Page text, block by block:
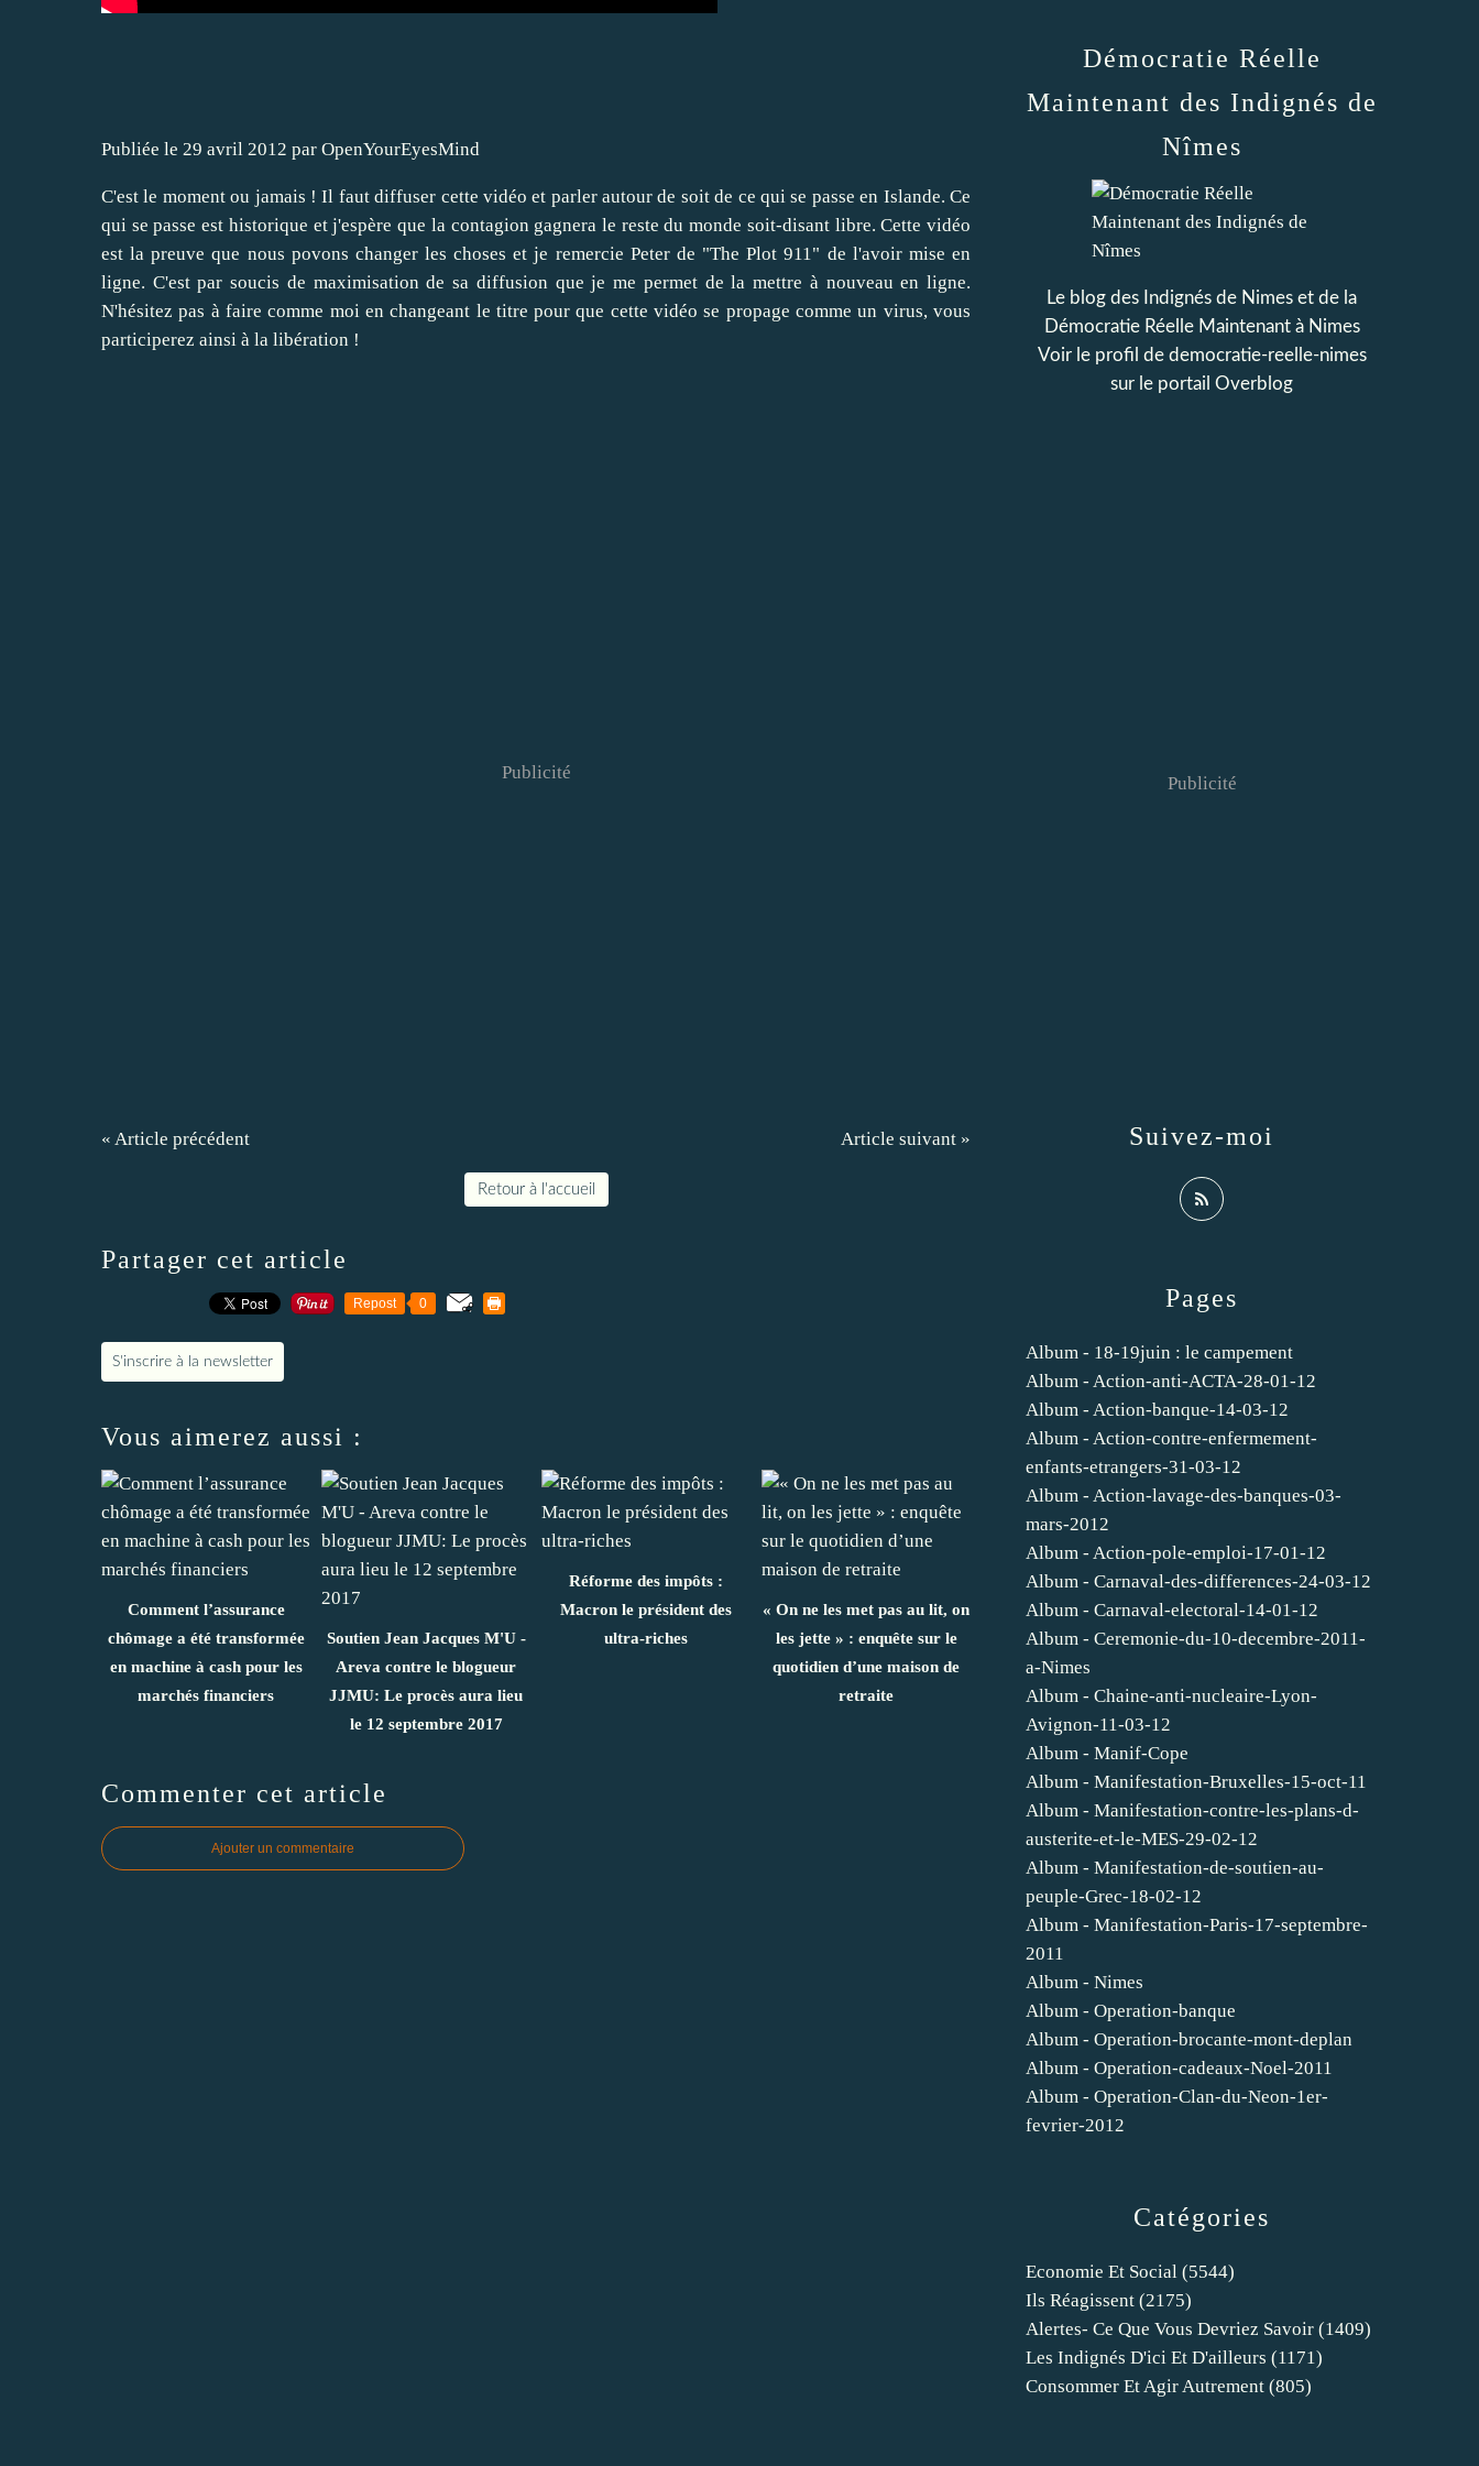
Publiée le 29 avril 2012 par OpenYourEyesMind
C'est le moment ou jamais ! Il faut diffuser cette vidéo et parler autour de soit de ce qui se passe en Islande. Ce
qui se passe est historique et j'espère que la contagion gagnera le reste du monde soit-disant libre. Cette vidéo
est la preuve que nous povons changer les choses et je remercie Peter de "The Plot 911" de l'avoir mise en
ligne. C'est par soucis de maximisation de sa diffusion que je me permet de la mettre à nouveau en ligne.
N'hésitez pas à faire comme moi en changeant le titre pour que cette vidéo se propage comme un virus, vous
participerez ainsi à la libération !
Publicité
« Article précédent Article suivant »
Retour à l'accueil
Partager cet article
Repost 0
S'inscrire à la newsletter
Vous aimerez aussi :
Comment l’assurance
chômage a été transformée
en machine à cash pour les
marchés financiers
Soutien Jean Jacques M'U -
Areva contre le blogueur
JJMU: Le procès aura lieu
le 12 septembre 2017
Réforme des impôts :
Macron le président des
ultra-riches
« On ne les met pas au lit, on
les jette » : enquête sur le
quotidien d’une maison de
retraite
Commenter cet article
Ajouter un commentaire
Catégories
Economie Et Social (5544)
Ils Réagissent (2175)
Alertes- Ce Que Vous Devriez Savoir (1409)
Les Indignés D'ici Et D'ailleurs (1171)
Consommer Et Agir Autrement (805)
Pages
Album - 18-19juin : le campement
Album - Action-anti-ACTA-28-01-12
Album - Action-banque-14-03-12
Album - Action-contre-enfermement-
enfants-etrangers-31-03-12
Album - Action-lavage-des-banques-03-
mars-2012
Album - Action-pole-emploi-17-01-12
Album - Carnaval-des-differences-24-03-12
Album - Carnaval-electoral-14-01-12
Album - Ceremonie-du-10-decembre-2011-
a-Nimes
Album - Chaine-anti-nucleaire-Lyon-
Avignon-11-03-12
Album - Manif-Cope
Album - Manifestation-Bruxelles-15-oct-11
Album - Manifestation-contre-les-plans-d-
austerite-et-le-MES-29-02-12
Album - Manifestation-de-soutien-au-
peuple-Grec-18-02-12
Album - Manifestation-Paris-17-septembre-
2011
Album - Nimes
Album - Operation-banque
Album - Operation-brocante-mont-deplan
Album - Operation-cadeaux-Noel-2011
Album - Operation-Clan-du-Neon-1er-
fevrier-2012
Démocratie Réelle
Maintenant des Indignés de
Nîmes
Le blog des Indignés de Nimes et de la
Démocratie Réelle Maintenant à Nimes
Voir le profil de democratie-reelle-nimes
sur le portail Overblog
Suivez-moi
Publicité